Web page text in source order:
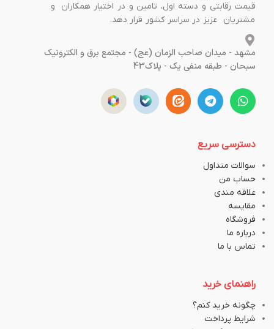
قیمت رقابتی و دسته اول، تامین و در اختیار همکاران و
مشتریان عزیز در سراسر کشور قرار دهد.
مشهد - میدان صاحب الزمان (عج) - مجتمع برق و الکترونیک
سبحان - طبقه منفی یک - پلاک43
دسترسی سریع
سوالات متداول
حساب من
علاقه مندی
مقایسه
فروشگاه
درباره ما
تماس با ما
راهنمای خرید
چگونه خرید کنم؟
شرایط پرداخت